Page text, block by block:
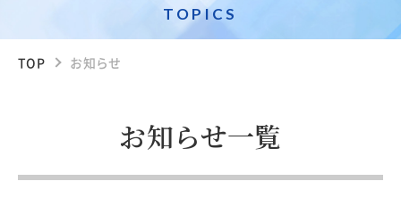
TOPICS
TOP お知らせ
お知らせ一覧